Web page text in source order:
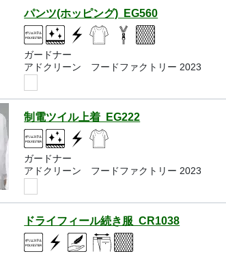
パンツ(ホッピング) EG560
ガードナー
アドクリーン フードファクトリー 2023
制電ツイル上着 EG222
ガードナー
アドクリーン フードファクトリー 2023
ドライフィール続き服 CR1038